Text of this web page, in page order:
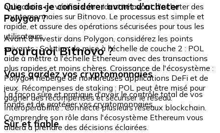
obligatoire de vérifier votre identité avant d'acheter des
cryptomonnaies sur Bitnovo. Le processus est simple et
rapide, et assure des opérations sécurisées pour tous les
utilisateurs.
Que dois-je considérer avant d'acheter
Polygon ?
Avant d'investir dans Polygon, considérez les points
suivants : Solution de mise à l'échelle de couche 2 : POL
aide à mettre à l'échelle Ethereum avec des transactions
plus rapides et moins chères. Croissance de l'écosystème :
Polygon héberge de nombreuses applications DeFi et de
jeux. Récompenses de staking : POL peut être misé pour
gagner des récompenses et sécuriser le réseau.
Interopérabilité : Connecte plusieurs réseaux blockchain.
Comprendre son rôle dans l'écosystème Ethereum vous
aidera à prendre des décisions éclairées.
Pourquoi Bitnovo ?
Vous gardez vos cryptomonnaies
La façon sûre et pratique d'avoir le contrôle total de vos
fonds et de protéger vos cryptomonnaies.
Sûr et fiable